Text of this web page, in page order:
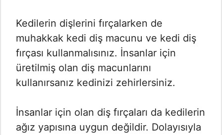
Kedilerin dişlerini fırçalarken de
muhakkak kedi diş macunu ve kedi diş
fırçası kullanmalısınız. İnsanlar için
üretilmiş olan diş macunlarını
kullanırsanız kedinizi zehirlersiniz.
İnsanlar için olan diş fırçaları da kedilerin
ağız yapısına uygun değildir. Dolayısıyla